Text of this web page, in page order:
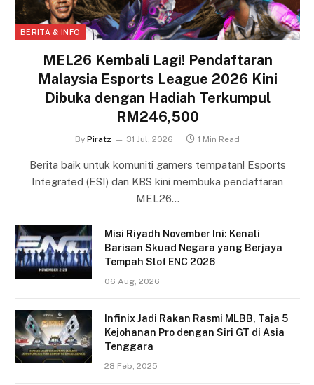
BERITA & INFO
MEL26 Kembali Lagi! Pendaftaran
Malaysia Esports League 2026 Kini
Dibuka dengan Hadiah Terkumpul
RM246,500
By Piratz 31 Jul, 2026 1 Min Read
Berita baik untuk komuniti gamers tempatan! Esports
Integrated (ESI) dan KBS kini membuka pendaftaran
MEL26…
Misi Riyadh November Ini: Kenali
Barisan Skuad Negara yang Berjaya
Tempah Slot ENC 2026
06 Aug, 2026
Infinix Jadi Rakan Rasmi MLBB, Taja 5
Kejohanan Pro dengan Siri GT di Asia
Tenggara
28 Feb, 2025